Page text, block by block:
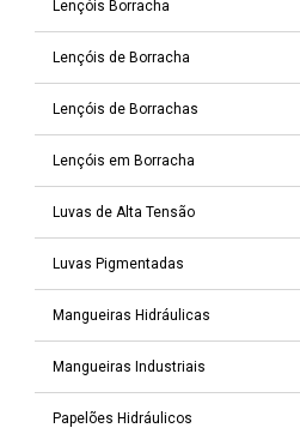
Lençóis Borracha
Lençóis de Borracha
Lençóis de Borrachas
Lençóis em Borracha
Luvas de Alta Tensão
Luvas Pigmentadas
Mangueiras Hidráulicas
Mangueiras Industriais
Papelões Hidráulicos